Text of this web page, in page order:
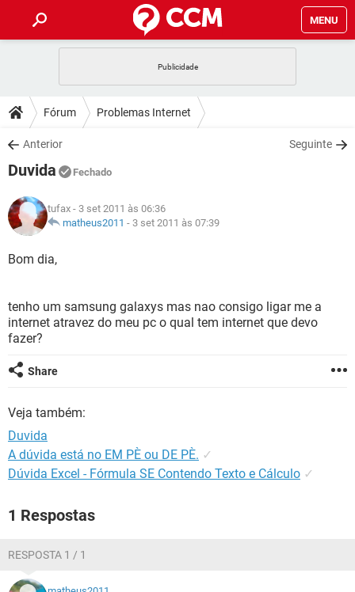
MENU
CELULAR FACEBOOK
OUTLOOK
INSTAGRAM
GUIA DE COMPRAS
DICAS
JOGOS WHATSAPP
INSTAGRAM
GUIA DE COMPRAS
DOWNLOADS
JOGOS
CELULAR
OUTLOOK EXCEL
INSTAGRAM
JOGOS
CELULAR
OUTLOOK
GUIA DE COMPRAS
GLOSSÁRIO
JOGOS
OUTLOOK EXCEL
INSTAGRAM
GUIA DE COMPRAS
Fórum Problemas Internet
Anterior Seguinte
Duvida Fechado
tufax - 3 set 2011 às 06:36
matheus2011 - 3 set 2011 às 07:39
Bom dia,
tenho um samsung galaxys mas nao consigo ligar me a
internet atravez do meu pc o qual tem internet que devo
fazer?
Share
Veja também:
Duvida
A dúvida está no EM PÈ ou DE PÈ. ✓
Dúvida Excel - Fórmula SE Contendo Texto e Cálculo ✓
1 Respostas
RESPOSTA 1 / 1